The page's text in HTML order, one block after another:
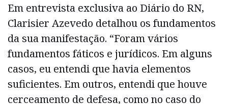
Em entrevista exclusiva ao Diário do RN,
Clarisier Azevedo detalhou os fundamentos
da sua manifestação. “Foram vários
fundamentos fáticos e jurídicos. Em alguns
casos, eu entendi que havia elementos
suficientes. Em outros, entendi que houve
cerceamento de defesa, como no caso do